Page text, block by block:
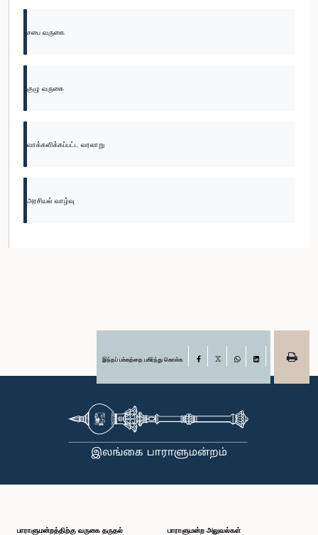
சபை வருகை
குழு வருகை
வாக்களிக்கப்பட்ட வரலாறு
அரசியல் வாழ்வு
இந்தப் பக்கத்தை பகிர்ந்து கொள்க Facebook
பாராளுமன்றத்திற்கு வருகை தருதல் பாராளுமன்ற அலுவல்கள்